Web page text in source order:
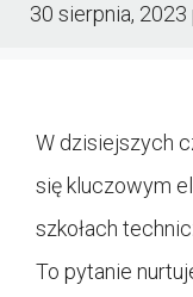
30 sierpnia, 2023
W dzisiejszych
się kluczowym
szkołach
To pytanie